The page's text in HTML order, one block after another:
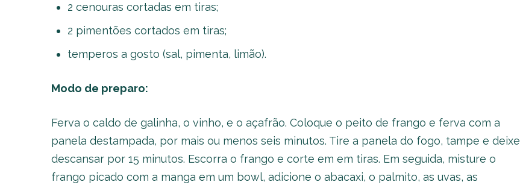
2 cenouras cortadas em tiras;
2 pimentões cortados em tiras;
temperos a gosto (sal, pimenta, limão).
Modo de preparo:
Ferva o caldo de galinha, o vinho, e o açafrão. Coloque o peito de frango e ferva com a
panela destampada, por mais ou menos seis minutos. Tire a panela do fogo, tampe e deixe
descansar por 15 minutos. Escorra o frango e corte em em tiras. Em seguida, misture o
frango picado com a manga em um bowl, adicione o abacaxi, o palmito, as uvas, as